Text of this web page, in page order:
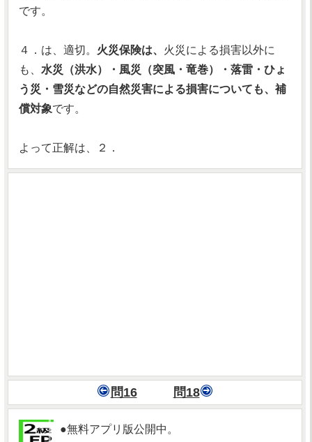
です。
４．は、適切。 火災保険は、 火災による損害以外に
も、 水災（洪水）・風災（突風・竜巻）・落雷・ひょ
う災・雪災などの自然災害による損害についても、補
償対象です。
よって正解は、２．
問16 問18
●無料アプリ版公開中。